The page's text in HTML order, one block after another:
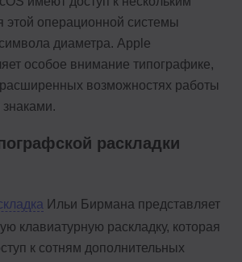
операционной системы
диаметра. Apple
особое внимание типографике,
возможностях работы
раскладки
Ильи Бирмана представляет
клавиатурную раскладку, которая
к сотням дополнительных